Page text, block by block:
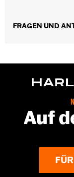
FRAGEN UND
Auf